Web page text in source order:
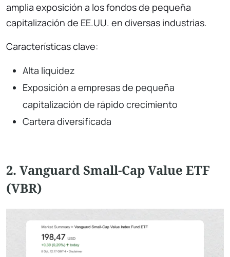
amplia exposición a los fondos de pequeña
capitalización de EE.UU. en diversas industrias.
Características clave:
Alta liquidez
Exposición a empresas de pequeña
capitalización de rápido crecimiento
Cartera diversificada
2. Vanguard Small-Cap Value ETF
(VBR)